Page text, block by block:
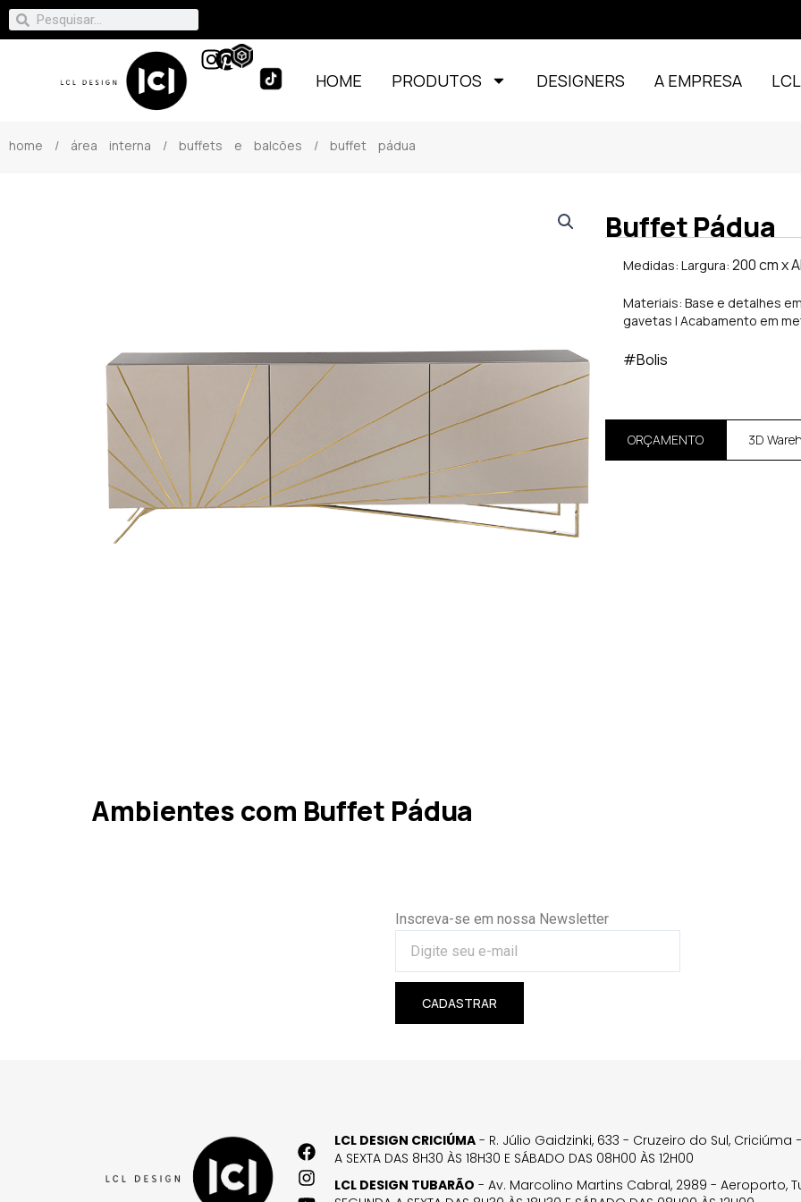
HOME PRODUTOS DESIGNERS A EMPRESA
home / área interna / buffets e balcões / buffet pádua
Buffet Pádua
Medidas: Largura:200 cm x
Materiais: Base e detalhes
gavetas | Acabamento em
#Bolis
ORÇAMENTO 3D
Ambientes com Buffet Pádua
Inscreva-se em nossa Newsletter
CADASTRAR
LCL DESIGN CRICIÚMA - R. Júlio Gaidzinki, 633 - Cruzeiro do Sul, Criciúma
A SEXTA DAS 8H30 ÀS 18H30 E SÁBADO DAS 08H00 ÀS 12H00
LCL DESIGN TUBARÃO - Av. Marcolino Martins Cabral, 2989 - Aeroporto,